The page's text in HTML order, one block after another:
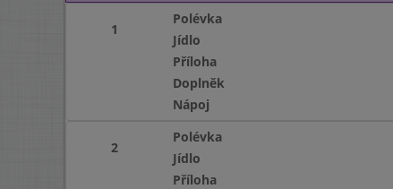
1
Polévka
Jídlo
Příloha
Doplněk
Nápoj
2
Polévka
Jídlo
Příloha